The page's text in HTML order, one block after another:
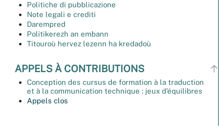
Politiche di pubblicazione
Note legali e crediti
Darempred
Politikerezh an embann
Titouroù hervez lezenn ha kredadoù
APPELS À CONTRIBUTIONS
Conception des cursus de formation à la traduction
et à la communication technique : jeux d’équilibres
Appels clos